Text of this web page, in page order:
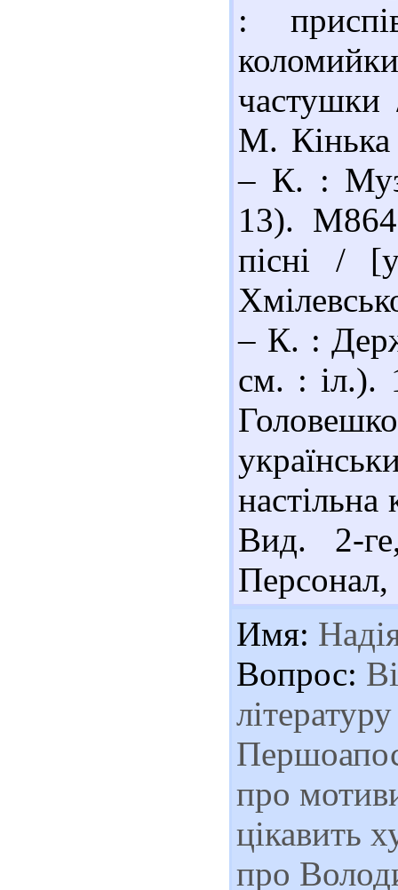
:
частушки
М.
– К. :
13).
пісні /
– К. :
см. : іл.).
Вид. 2-
Имя:
Вопрос:
про
цікавить
про